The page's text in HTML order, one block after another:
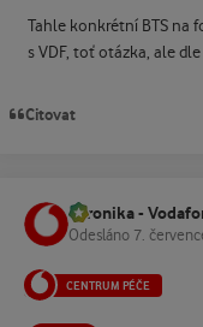
Tahle konkrétní BTS na
s VDF, toť otázka, ale
Citovat
Veronika -
Odesláno 7.
CENTRUM PÉČE